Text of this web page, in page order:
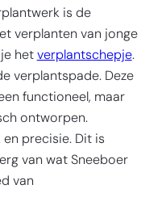
is de
verplanten van jonge
het verplantschepje.
verplantspade. Deze
functioneel, maar
ontworpen.
precisie. Dit is
van wat Sneeboer
van